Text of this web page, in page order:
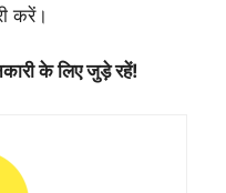
करें।
के लिए जुड़े रहें!